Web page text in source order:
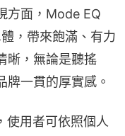
方面，Mode EQ
，帶來飽滿、有力
晰，無論是聽搖
牌一貫的厚實感。
使用者可依照個人